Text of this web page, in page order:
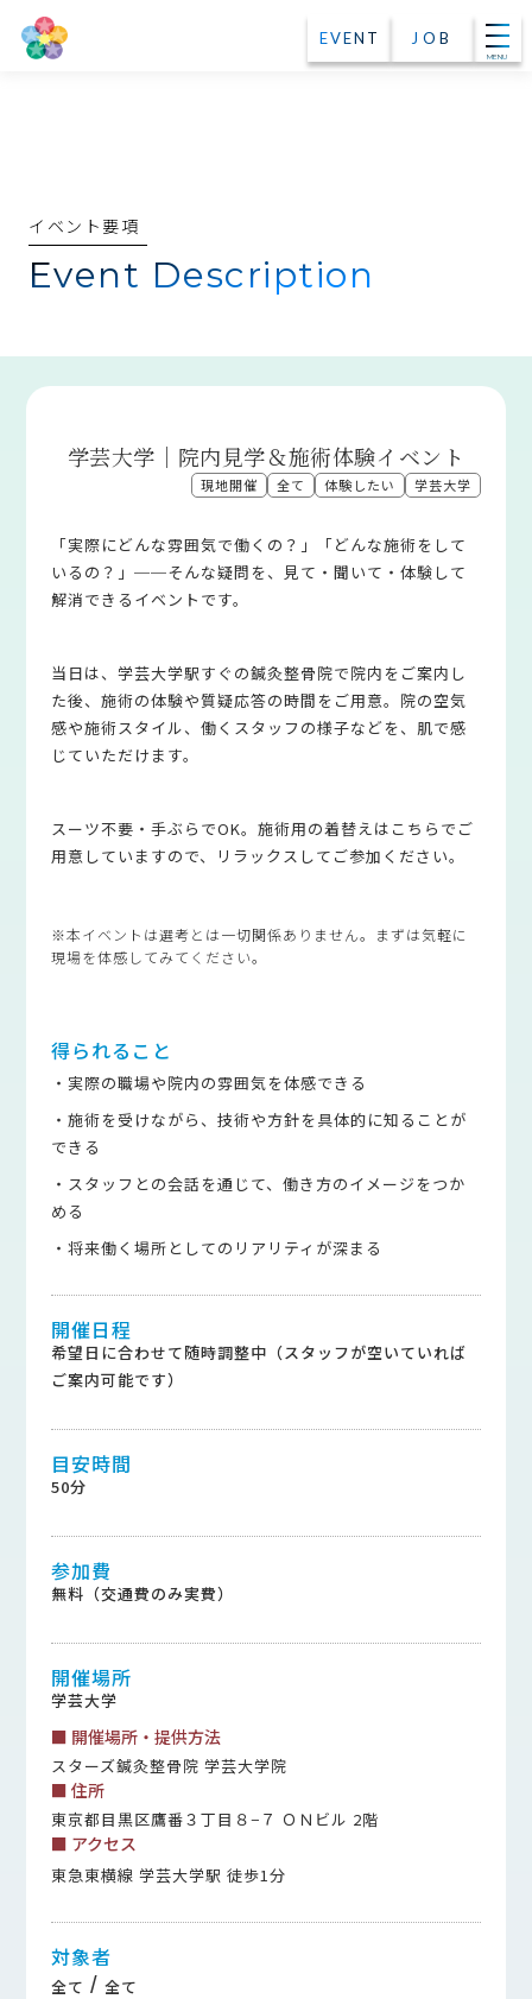
EVENT JOB
MENU
イベント要項
Event Description
学芸大学｜院内見学＆施術体験イベント
現地開催 全て 体験したい 学芸大学
「実際にどんな雰囲気で働くの？」「どんな施術をして
いるの？」──そんな疑問を、見て・聞いて・体験して
解消できるイベントです。
当日は、学芸大学駅すぐの鍼灸整骨院で院内をご案内し
た後、施術の体験や質疑応答の時間をご用意。院の空気
感や施術スタイル、働くスタッフの様子などを、肌で感
じていただけます。
スーツ不要・手ぶらでOK。施術用の着替えはこちらでご
用意していますので、リラックスしてご参加ください。
※本イベントは選考とは一切関係ありません。まずは気軽に
現場を体感してみてください。
得られること
・実際の職場や院内の雰囲気を体感できる
・施術を受けながら、技術や方針を具体的に知ることが
できる
・スタッフとの会話を通じて、働き方のイメージをつか
める
・将来働く場所としてのリアリティが深まる
開催日程
希望日に合わせて随時調整中（スタッフが空いていれば
ご案内可能です）
目安時間
50分
参加費
無料（交通費のみ実費）
開催場所
学芸大学
■ 開催場所・提供方法
スターズ鍼灸整骨院 学芸大学院
■ 住所
東京都目黒区鷹番３丁目８−７ ＯＮビル 2階
■ アクセス
東急東横線 学芸大学駅 徒歩1分
対象者
全て / 全て